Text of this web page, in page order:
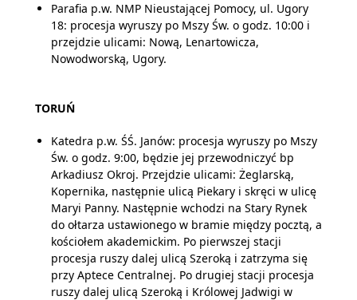
Parafia p.w. NMP Nieustającej Pomocy, ul. Ugory
18: procesja wyruszy po Mszy Św. o godz. 10:00 i
przejdzie ulicami: Nową, Lenartowicza,
Nowodworską, Ugory.
TORUŃ
Katedra p.w. ŚŚ. Janów: procesja wyruszy po Mszy
Św. o godz. 9:00, będzie jej przewodniczyć bp
Arkadiusz Okroj. Przejdzie ulicami: Żeglarską,
Kopernika, następnie ulicą Piekary i skręci w ulicę
Maryi Panny. Następnie wchodzi na Stary Rynek
do ołtarza ustawionego w bramie między pocztą, a
kościołem akademickim. Po pierwszej stacji
procesja ruszy dalej ulicą Szeroką i zatrzyma się
przy Aptece Centralnej. Po drugiej stacji procesja
ruszy dalej ulicą Szeroką i Królowej Jadwigi w